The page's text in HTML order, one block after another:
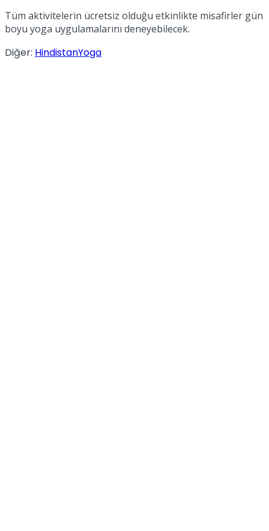
Tüm aktivitelerin ücretsiz olduğu etkinlikte misafirler gün
boyu yoga uygulamalarını deneyebilecek.
Diğer: HindistanYoga